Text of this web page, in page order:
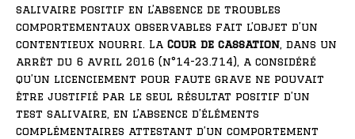
salivaire positif en l’absence de troubles
comportementaux observables fait l’objet d’un
contentieux nourri. La Cour de cassation , dans un
arrêt du 6 avril 2016 (n°14-23.714), a considéré
qu’un licenciement pour faute grave ne pouvait
être justifié par le seul résultat positif d’un
test salivaire, en l’absence d’éléments
complémentaires attestant d’un comportement